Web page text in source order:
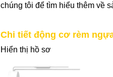
chúng tôi để tìm hiểu thêm về
Chi tiết động cơ rèm
Hiển thị hồ sơ